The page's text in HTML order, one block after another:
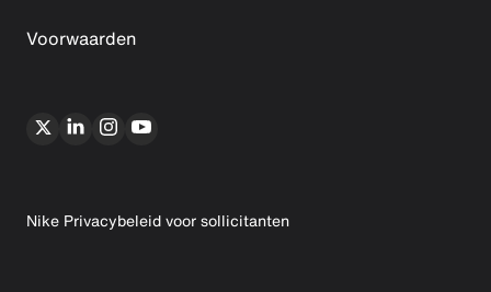
Voorwaarden
Nike Privacybeleid voor sollicitanten